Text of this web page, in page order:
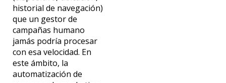
historial de navegación)
que un gestor de
campañas humano
jamás podría procesar
con esa velocidad. En
este ámbito, la
automatización de